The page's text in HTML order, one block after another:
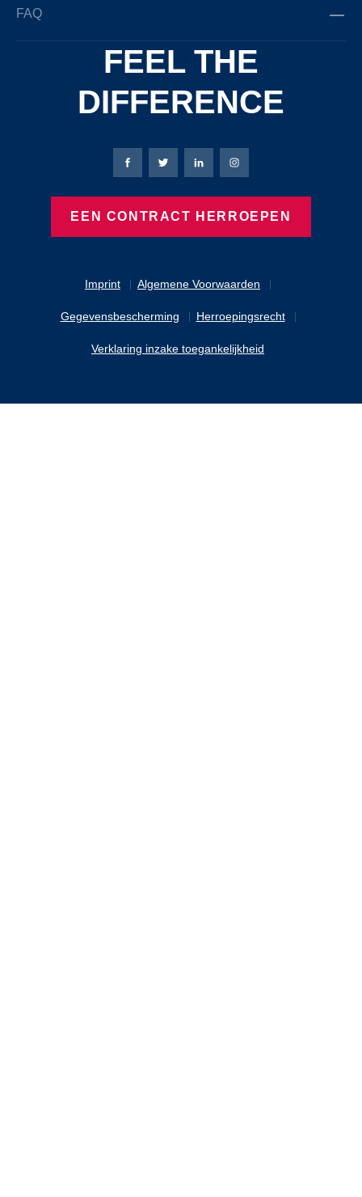
FAQ
FEEL THE
DIFFERENCE
Imprint Algemene Voorwaarden
Gegevensbescherming Herroepingsrecht
Verklaring inzake toegankelijkheid
Bierbaum-Proenen Facebook-pagina
Bierbaum-Proenen X-pagina
Bierbaum-Proenen
Bierbaum-Proenen
EEN CONTRACT HERROEPEN